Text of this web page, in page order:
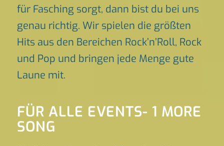
für Fasching sorgt, dann bist du bei uns
genau richtig. Wir spielen die größten
Hits aus den Bereichen Rock’n’Roll, Rock
und Pop und bringen jede Menge gute
Laune mit.
FÜR ALLE EVENTS- 1 MORE
SONG